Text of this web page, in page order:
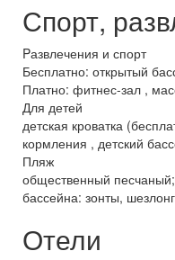
Спорт,
Pазвлечения и спорт
Бесплатно: открытый
Платно: фитнес-зал ,
Для детей
детская кроватка
кормления , детский
Пляж
общественный
бассейна: зонты,
Отели